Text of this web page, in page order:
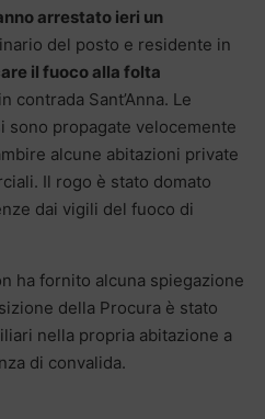
arrestato ieri un
del posto e residente in
il fuoco alla folta
in contrada Sant’Anna. Le
sono propagate velocemente
alcune abitazioni private
Il rogo è stato domato
dai vigili del fuoco di
ha fornito alcuna spiegazione
della Procura è stato
nella propria abitazione a
di convalida.